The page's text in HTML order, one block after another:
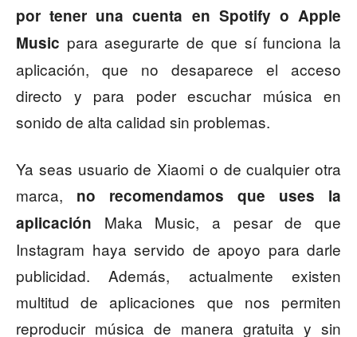
por tener una cuenta en Spotify o Apple
Music para asegurarte de que sí funciona la
aplicación, que no desaparece el acceso
directo y para poder escuchar música en
sonido de alta calidad sin problemas.
Ya seas usuario de Xiaomi o de cualquier otra
marca, no recomendamos que uses la
aplicación Maka Music, a pesar de que
Instagram haya servido de apoyo para darle
publicidad. Además, actualmente existen
multitud de aplicaciones que nos permiten
reproducir música de manera gratuita y sin